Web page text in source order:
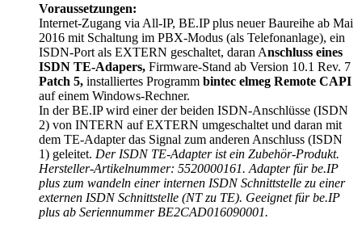
Voraussetzungen:
Internet-Zugang via All-IP, BE.IP plus neuer Baureihe ab Mai
2016 mit Schaltung im PBX-Modus (als Telefonanlage), ein
ISDN-Port als EXTERN geschaltet, daran Anschluss eines
ISDN TE-Adapers, Firmware-Stand ab Version 10.1 Rev. 7
Patch 5, installiertes Programm bintec elmeg Remote CAPI
auf einem Windows-Rechner.
In der BE.IP wird einer der beiden ISDN-Anschlüsse (ISDN
2) von INTERN auf EXTERN umgeschaltet und daran mit
dem TE-Adapter das Signal zum anderen Anschluss (ISDN
1) geleitet. Der ISDN TE-Adapter ist ein Zubehör-Produkt.
Hersteller-Artikelnummer: 5520000161. Adapter für be.IP
plus zum wandeln einer internen ISDN Schnittstelle zu einer
externen ISDN Schnittstelle (NT zu TE). Geeignet für be.IP
plus ab Seriennummer BE2CAD016090001.